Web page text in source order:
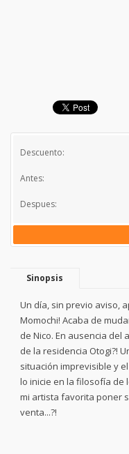
Descuento:
Antes:
Despues:
Sinopsis
Un día, sin previo aviso,
Momochi! Acaba de
de Nico. En ausencia del
de la residencia Otogi?!
situación imprevisible y
lo inicie en la filosofía de
mi artista favorita poner
venta...?!